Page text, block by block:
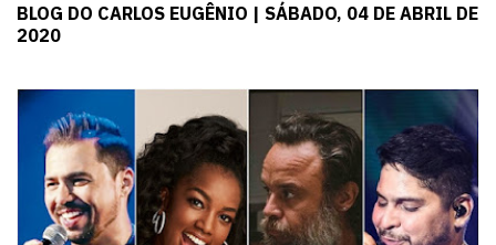
BLOG DO CARLOS EUGÊNIO | SÁBADO, 04 DE ABRIL DE
2020